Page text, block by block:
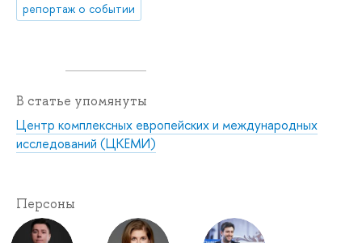
репортаж о событии
В статье упомянуты
Центр комплексных европейских и международных
исследований (ЦКЕМИ)
Персоны